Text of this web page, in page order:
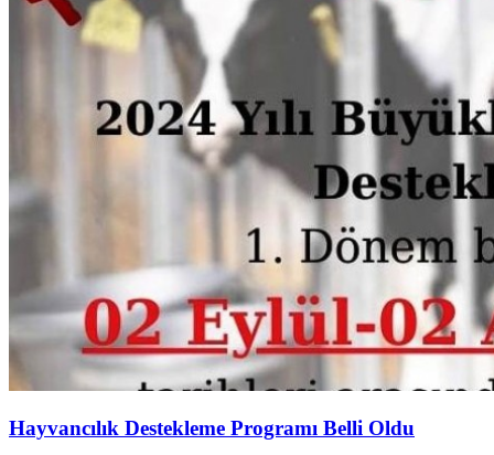
Hayvancılık Destekleme Programı Belli Oldu